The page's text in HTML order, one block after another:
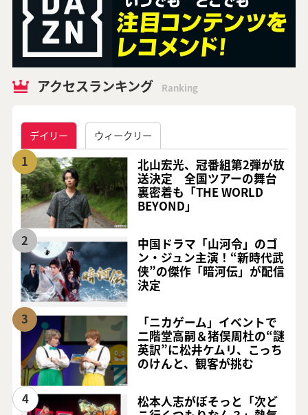
アクセスランキング Ranking
デイリー ウィークリー
1
北山宏光、冠番組第2弾が放
送決定 全国ツアーの舞台
裏密着も「THE WORLD
BEYOND」
2
中国ドラマ「山河令」のゴ
ン・ジュン主演！“新時代武
侠”の傑作「暗河伝」が配信
決定
3
「ニカゲーム」イベントで
二階堂高嗣＆猪俣周杜の“謎
英訳”に松井ケムリ、こっち
のけんと、観客が挑む
4
松本人志がぼそっと「次ど